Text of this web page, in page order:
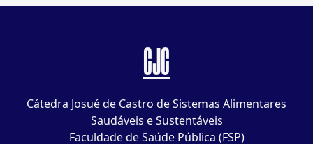
CJC
Cátedra Josué de Castro de Sistemas Alimentares
Saudáveis e Sustentáveis
Faculdade de Saúde Pública (FSP)